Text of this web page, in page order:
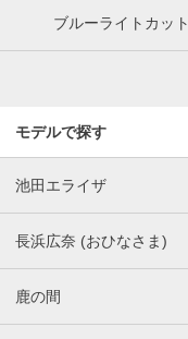
ブルーライトカット
モデルで探す
池田エライザ
長浜広奈 (おひなさま)
鹿の間